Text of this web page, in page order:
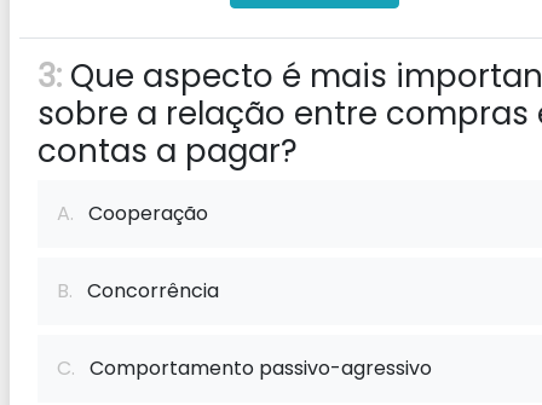
3: Que aspecto é mais
sobre a relação entre compras
contas a pagar?
A. Cooperação
B. Concorrência
C. Comportamento passivo-agressivo